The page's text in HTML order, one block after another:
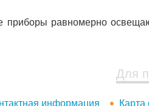
приборы равномерно
Для
информация Карта